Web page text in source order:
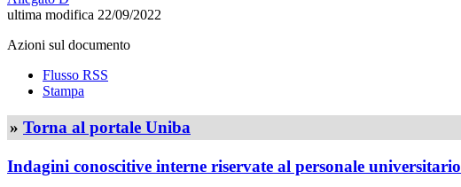
ultima modifica 22/09/2022
Azioni sul documento
Flusso RSS
Stampa
» Torna al portale Uniba
Indagini conoscitive interne riservate al personale universitario